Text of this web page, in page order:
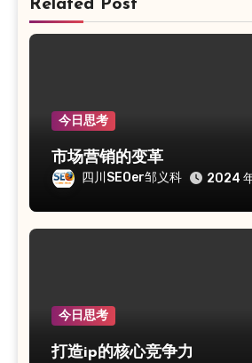
Related Post
今日思考
市场营销的变革
四川SEOer邹义科 2024
今日思考
打造ip的核心竞争力